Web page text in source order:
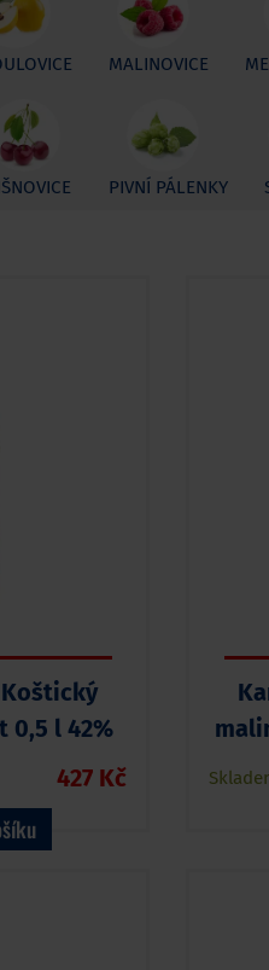
MALINOVICE
PIVNÍ PÁLENKY
0,5 l 42%
427 Kč